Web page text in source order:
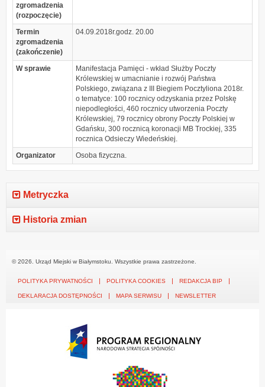
zgromadzenia
(rozpoczęcie)
Termin
zgromadzenia
(zakończenie)
04.09.2018r.godz. 20.00
W sprawie
Manifestacja Pamięci - wkład Służby Poczty
Królewskiej w umacnianie i rozwój Państwa
Polskiego, związana z III Biegiem Pocztyliona 2018r.
o tematyce: 100 rocznicy odzyskania przez Polskę
niepodległości, 460 rocznicy utworzenia Poczty
Królewskiej, 79 rocznicy obrony Poczty Polskiej w
Gdańsku, 300 rocznicą koronacji MB Trockiej, 335
rocznica Odsieczy Wiedeńskiej.
Organizator
Osoba fizyczna.
Metryczka
Historia zmian
© 2026. Urząd Miejski w Białymstoku. Wszystkie prawa zastrzeżone.
POLITYKA PRYWATNOŚCI POLITYKA COOKIES REDAKCJA BIP
DEKLARACJA DOSTĘPNOŚCI MAPA SERWISU NEWSLETTER